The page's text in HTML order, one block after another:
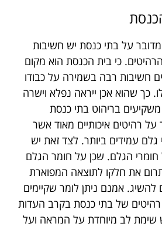
על בתי כנסת יש חשיבות
כי בית הכנסת הוא מקום
חשיבות רבה בשמירה על כבודו
שהוא אכן ייראה נפלא וישרה
בריהוט בתי כנסת
רהיטים איכותיים מאוד אשר
גלם עמידים ביותר. לצד זאת יש
הגלם. שכן על חומר הגלם
את חלקו לתוצאה המפוארת
להשיג. אמנם ניתן לומר שקיימים
של בתי כנסת בקרב העדות
שימת לב מיוחדת על המראה ועל